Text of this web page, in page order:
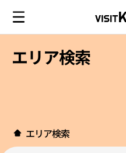
エリア検索
エリア検索